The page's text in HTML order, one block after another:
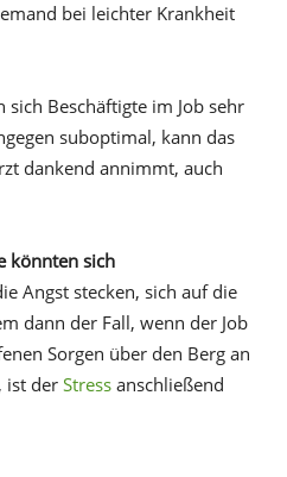
bei leichter Krankheit
sich Beschäftigte im Job sehr
suboptimal, kann das
dankend annimmt, auch
könnten sich
Angst stecken, sich auf die
dann der Fall, wenn der Job
Sorgen über den Berg an
ist der Stress anschließend